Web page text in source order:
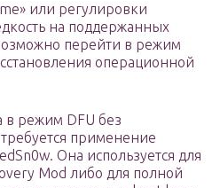
или регулировки
на поддержанных
перейти в режим
операционной
в режим DFU без
применение
Она используется для
Mod либо для полной